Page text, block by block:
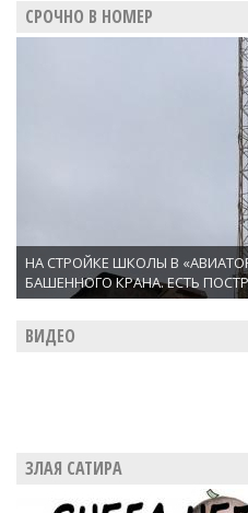
СРОЧНО В НОМЕР
НА СТРОЙКЕ ШКОЛЫ В
БАШЕННОГО КРАНА. ЕСТЬ
ВИДЕО
ЗЛАЯ САТИРА